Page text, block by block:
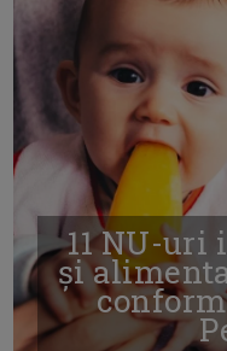
11 NU-
și